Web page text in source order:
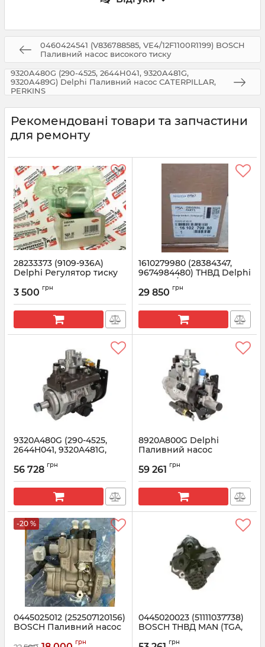
0460424541 (V836788585, VE4/12F1100R1199) BOSCH
Паливний насос високого тиску
9320A480G (290-4525, 2644H041, 9320A481G,
9320A489G) Delphi Паливний насос CATERPILLAR,
PERKINS
Рекомендовані товари та запчастини
для ремонту
28233373 (9109-936A)
Delphi Регулятор тиску
BOBCAT/CITROEN/NISSAN/RENAULT
Артикул: 9109-936A
3 500 грн
1610279980 (28384347,
9674984480) ТНВД Delphi
2.0 TDCi / HDI
(Реставрація)
Артикул: 1610279980
29 850 грн
9320A480G (290-4525,
2644H041, 9320A481G,
Паливний насос
Артикул: 9320A480G
56 728 грн
8920A800G Delphi
Паливний насос
2200
Артикул: 8920A800G
59 261 грн
-20 %
0445025012 (252507120156)
BOSCH Паливний насос
грн
0445020023 (51111037738)
BOSCH ТНВД MAN (TGA,
грн